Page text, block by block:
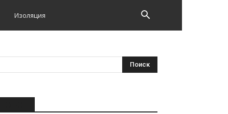
Изоляция